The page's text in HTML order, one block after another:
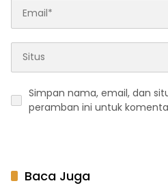
Simpan nama, email, dan
peramban ini untuk
Baca Juga